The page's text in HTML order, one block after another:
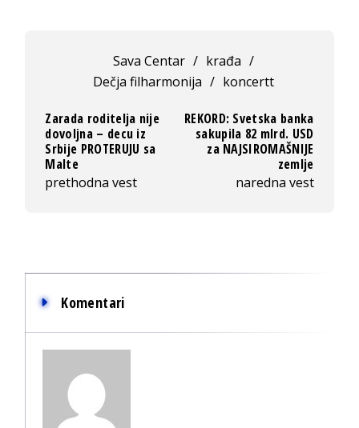
Sava Centar / krađa /
Dečja filharmonija / koncertt
Zarada roditelja nije
dovoljna – decu iz
Srbije PROTERUJU sa
Malte
prethodna vest
REKORD: Svetska banka
sakupila 82 mlrd. USD
za NAJSIROMAŠNIJE
zemlje
naredna vest
Komentari